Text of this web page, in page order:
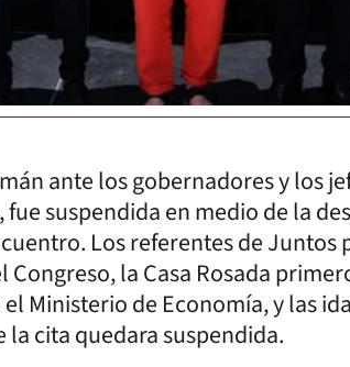
ante los gobernadores y los
suspendida en medio de la
Los referentes de Juntos
Congreso, la Casa Rosada
Ministerio de Economía, y las
cita quedara suspendida.